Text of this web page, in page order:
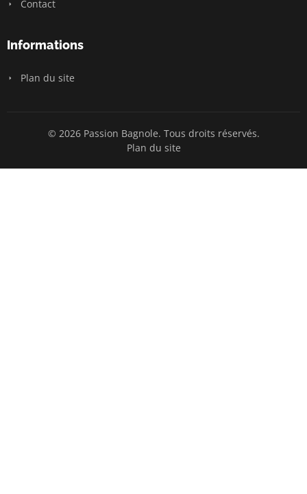
Contact
Informations
Plan du site
© 2026 Passion Bagnole. Tous droits réservés.
Plan du site